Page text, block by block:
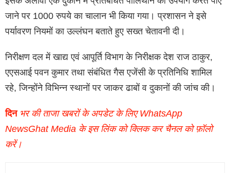
जाने पर 1000 रुपये का चालान भी किया गया। प्रशासन ने इसे
पर्यावरण नियमों का उल्लंघन बताते हुए सख्त चेतावनी दी।
निरीक्षण दल में खाद्य एवं आपूर्ति विभाग के निरीक्षक देश राज ठाकुर,
एएसआई पवन कुमार तथा संबंधित गैस एजेंसी के प्रतिनिधि शामिल
रहे, जिन्होंने विभिन्न स्थानों पर जाकर ढाबों व दुकानों की जांच की।
दिनभर की ताजा खबरों के अपडेट के लिए WhatsApp
NewsGhat Media के इस लिंक को क्लिक कर चैनल को फ़ॉलो
करें।